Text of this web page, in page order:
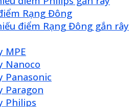
Rạng Đông
điểm Rạng Đông gắn rây
MPE
Nanoco
Panasonic
Paragon
Philips